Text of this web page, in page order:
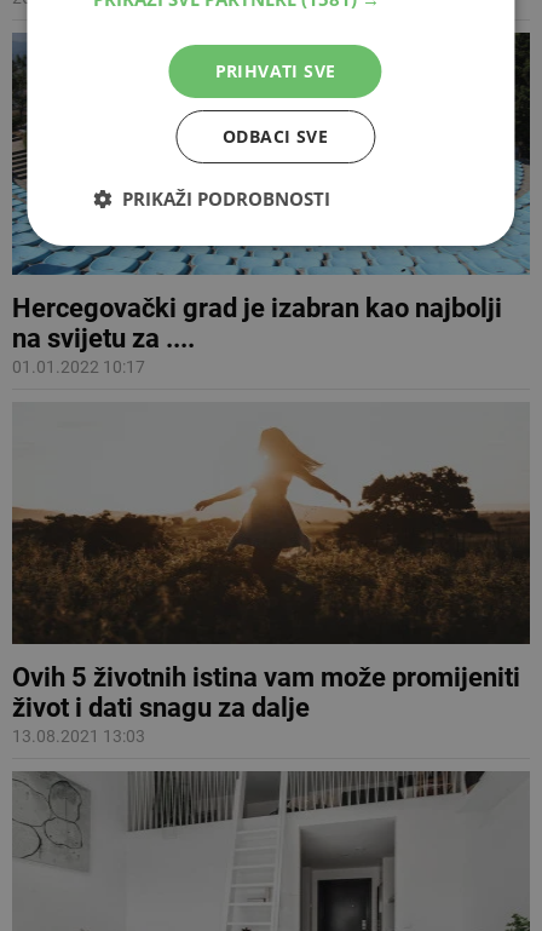
Hercegovački grad je izabran kao najbolji
na svijetu za ....
01.01.2022 10:17
Ovih 5 životnih istina vam može promijeniti
život i dati snagu za dalje
13.08.2021 13:03
PRIHVATI SVE
ODBACI SVE
PRIKAŽI PODROBNOSTI